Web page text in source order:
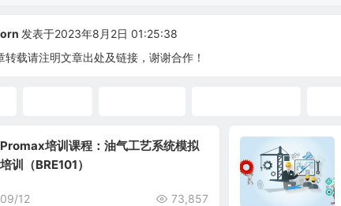
发表于2023年8月2日 01:25:38
转载请注明文章出处及链接，谢谢合作！
Promax培训课程：油气工艺系统模拟
培训（BRE101）
09/12 73,857